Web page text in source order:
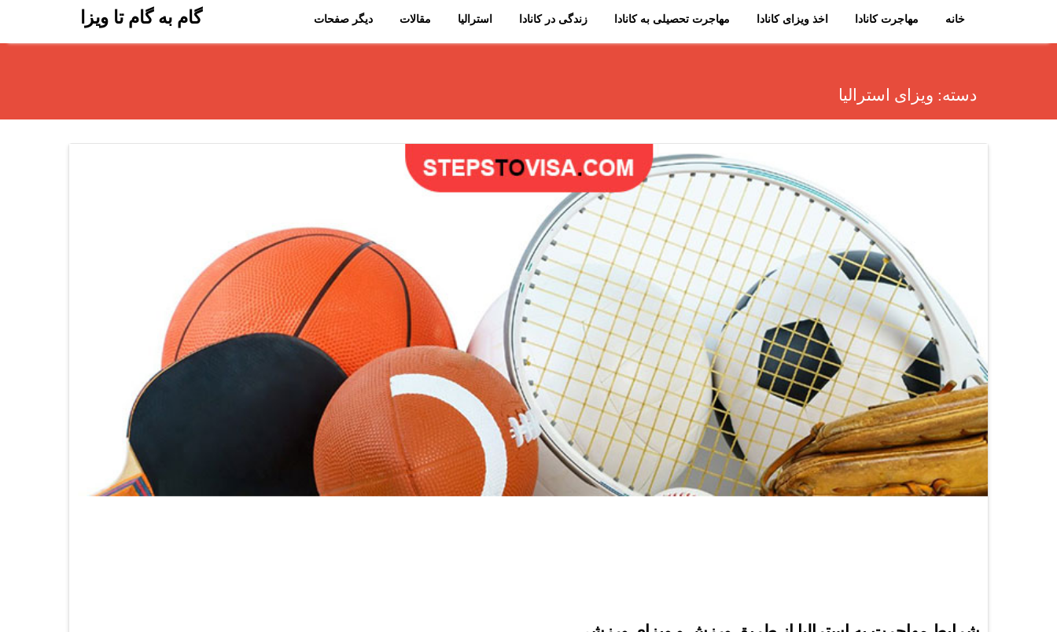
م
گام به گام تا ویزا خانه مهاجرت کانادا اخذ ویزای کانادا مهاجرت تحصیلی به کانادا زندگی در کانادا استرالیا مقالات دیگر صفحات
دسته: ویزای استرالیا